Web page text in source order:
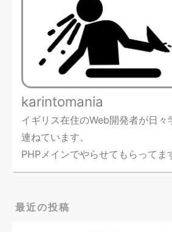
karintomania
イギリス在住のWeb開発者が日々
連ねています。
PHPメインでやらせてもらってま
最近の投稿